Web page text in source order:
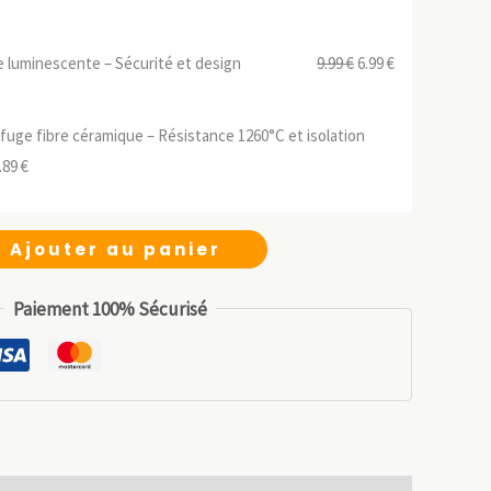
était : est :
luminescente – Sécurité et design 9.99€Le
6.99€Le
fibre céramique – Résistance 1260°C et isolation
:
€Le
actuel
est :
Ajouter au panier
Paiement 100% Sécurisé